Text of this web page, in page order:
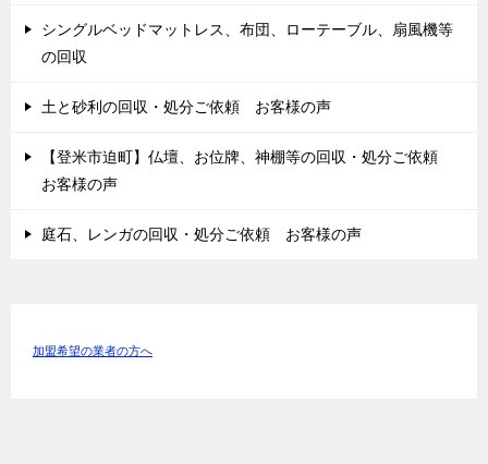
シングルベッドマットレス、布団、ローテーブル、扇風機等
の回収
土と砂利の回収・処分ご依頼 お客様の声
【登米市迫町】仏壇、お位牌、神棚等の回収・処分ご依頼
お客様の声
庭石、レンガの回収・処分ご依頼 お客様の声
加盟希望の業者の方へ